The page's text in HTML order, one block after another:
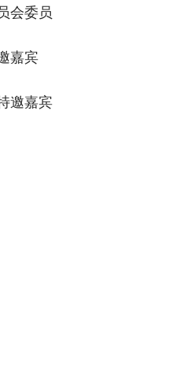
会委员
嘉宾
邀嘉宾